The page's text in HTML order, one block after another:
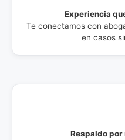
Experiencia
Te conectamos con
en casos
Respaldo